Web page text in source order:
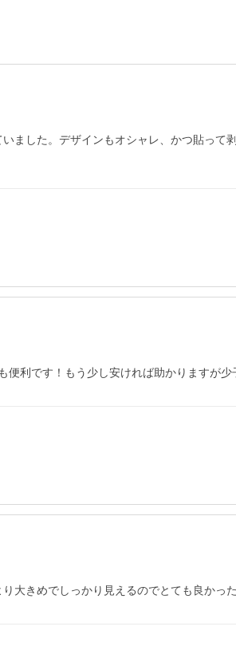
ました。デザインもオシャレ、かつ貼っ
便利です！もう少し安ければ助かりますが
大きめでしっかり見えるのでとても良かっ